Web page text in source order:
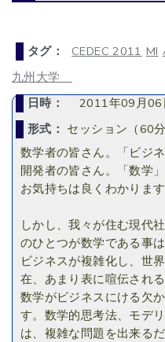
タグ： CEDEC 2011 MI
九州大学
日時：
2011年09月
形式： セッション（60分
数学者の皆さん。「ビジ
開発者の皆さん。「数学
お気持ちは良くわかります
しかし、我々が住む現代
のひとつが数学である事
ビジネスが複雑化し、世
在、あまり表に喧伝され
数学がビジネスにける欠
す。数学的思考法、モデ
は、複雑な問題を出来る